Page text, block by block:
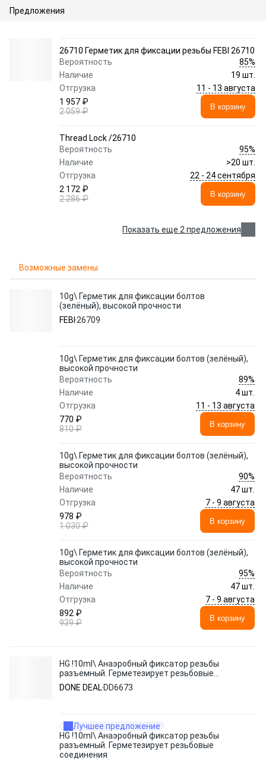
Предложения
26710 Герметик для фиксации резьбы FEBI 26710
Вероятность
85%
Наличие
19 шт.
Отгрузка
11 - 13 августа
1 957 ₽
2 059 ₽
В корзину
Thread Lock /26710
Вероятность
95%
Наличие
>20 шт.
Отгрузка
22 - 24 сентября
2 172 ₽
2 286 ₽
В корзину
Показать еще 2 предложения
Возможные замены
10g\ Герметик для фиксации болтов
(зелёный), высокой прочности
FEBI 26709
10g\ Герметик для фиксации болтов (зелёный),
высокой прочности
Вероятность
89%
Наличие
4 шт.
Отгрузка
11 - 13 августа
770 ₽
810 ₽
В корзину
10g\ Герметик для фиксации болтов (зелёный),
высокой прочности
Вероятность
90%
Наличие
47 шт.
Отгрузка
7 - 9 августа
978 ₽
1 030 ₽
В корзину
10g\ Герметик для фиксации болтов (зелёный),
высокой прочности
Вероятность
95%
Наличие
47 шт.
Отгрузка
7 - 9 августа
892 ₽
939 ₽
В корзину
HG !10ml\ Анаэробный фиксатор резьбы
разъемный. Герметезирует резьбовые
соединения
DONE DEAL DD6673
Лучшее предложение
HG !10ml\ Анаэробный фиксатор резьбы
разъемный. Герметезирует резьбовые
соединения